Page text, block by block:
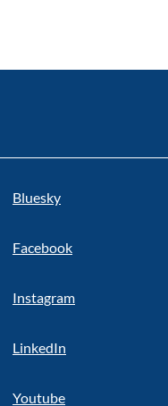
Bluesky
Facebook
Instagram
LinkedIn
Youtube